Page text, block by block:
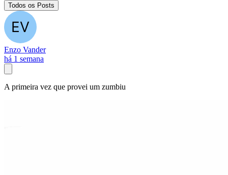
Todos os Posts
Enzo Vander
há 1 semana
A primeira vez que provei um zumbiu